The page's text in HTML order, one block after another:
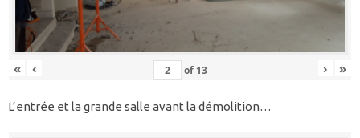
« ‹ of 13 › »
L’entrée et la grande salle avant la démolition…